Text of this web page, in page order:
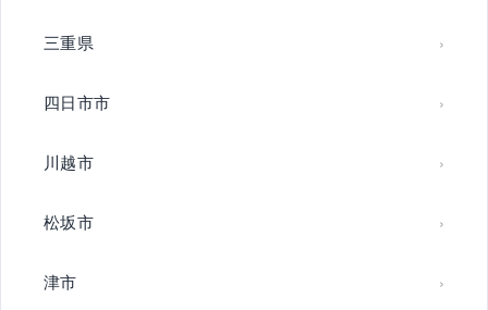
三重県
四日市市
川越市
松坂市
津市